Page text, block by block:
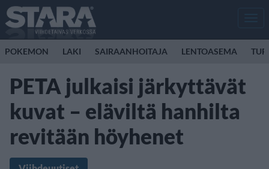
POKEMON LAKI SAIRAANHOITAJA LENTOASEMA
PETA julkaisi järkyttävät
kuvat – eläviltä hanhilta
revitään höyhenet